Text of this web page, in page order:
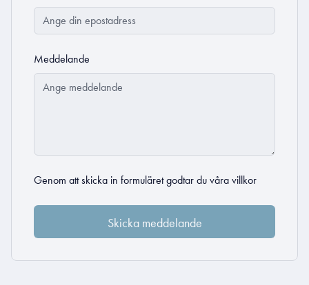
Meddelande
Genom att skicka in formuläret godtar du våra villkor